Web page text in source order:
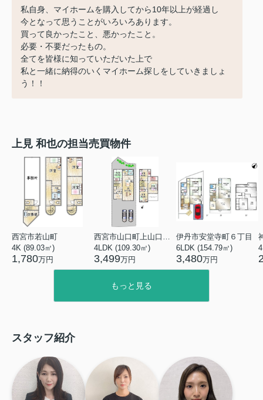
私自身、マイホームを購入してから10年以上が経過し
今となって思うことがいろいろあります。
買って良かったこと、悪かったこと。
必要・不要だったもの。
全てを皆様に知っていただいた上で
私と一緒に納得のいくマイホーム探しをしていきましょ
う！！
上見 和也の担当売買物件
西宮市若山町
4K (89.03㎡)
1,780万円
4LDK (109.30㎡)
3,499万円
伊丹市安堂寺町６丁目
6LDK (154.79㎡)
3,480万円
もっと見る
スタッフ紹介